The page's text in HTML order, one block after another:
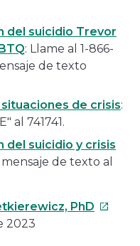
del suicidio Trevor
: Llame al 1-866-
de texto
de crisis:
al 741741.
del suicidio y crisis
de texto al
PhD Este
2023